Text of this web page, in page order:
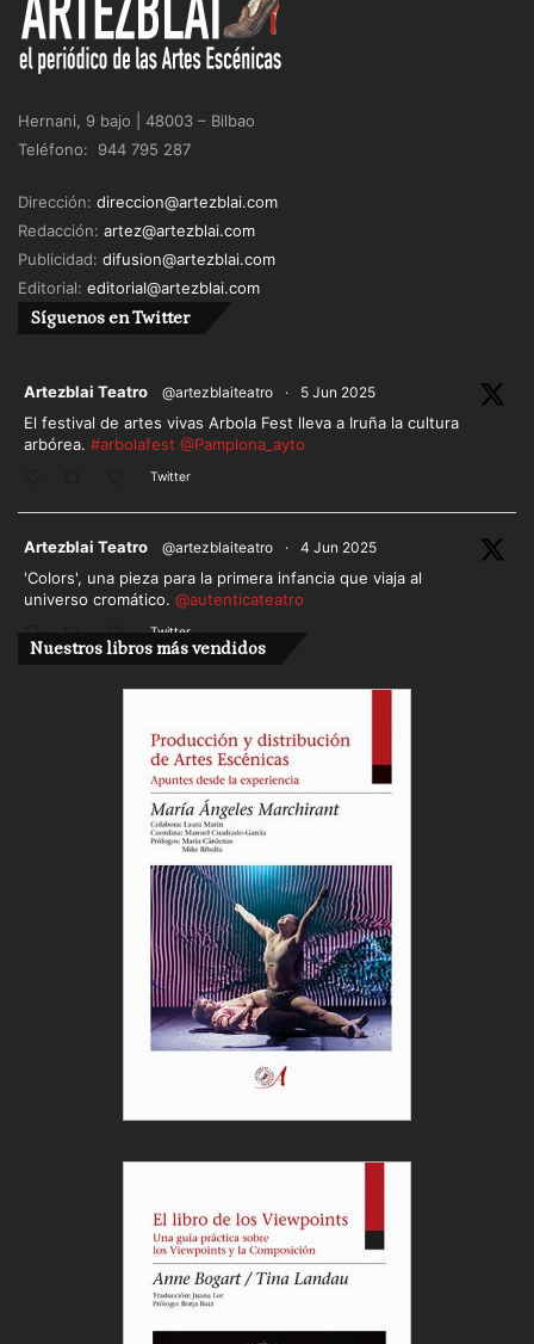
Hernani, 9 bajo | 48003 – Bilbao
Teléfono: 944 795 287
Dirección: direccion@artezblai.com
Redacción: artez@artezblai.com
Publicidad: difusion@artezblai.com
Editorial: editorial@artezblai.com
Síguenos en Twitter
Artezblai Teatro @artezblaiteatro · 5 Jun 2025
El festival de artes vivas Arbola Fest lleva a Iruña la cultura
arbórea. #arbolafest @Pamplona_ayto
Twitter
Artezblai Teatro @artezblaiteatro · 4 Jun 2025
'Colors', una pieza para la primera infancia que viaja al
universo cromático. @autenticateatro
Twitter
Cargar más
Nuestros libros más vendidos